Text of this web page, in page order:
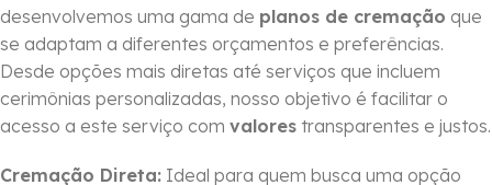
desenvolvemos uma gama de planos de cremação que
se adaptam a diferentes orçamentos e preferências.
Desde opções mais diretas até serviços que incluem
cerimônias personalizadas, nosso objetivo é facilitar o
acesso a este serviço com valores transparentes e justos.
Cremação Direta: Ideal para quem busca uma opção